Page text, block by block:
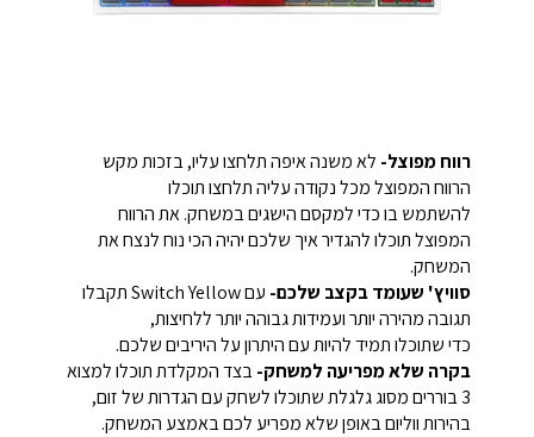
רווח מפוצל- לא משנה איפה תלחצו עליו, בזכות מקש
הרווח המפוצל מכל נקודה עליה תלחצו תוכלו
להשתמש בו כדי למקסם הישגים במשחק. את הרווח
המפוצל תוכלו להגדיר איך שלכם יהיה הכי נוח לנצח את
המשחק.
סוויץ' שעומד בקצב שלכם-
עם Switch Yellow תקבלו
תגובה מהירה יותר ועמידות גבוהה יותר ללחיצות,
כדי שתוכלו תמיד להיות עם היתרון על היריבים שלכם.
בקרה שלא מפריעה למשחק-בצד המקלדת תוכלו למצוא
3 בוררים מסוג גלגלת שתוכלו לשחק עם הגדרות של זום,
בהירות ווליום באופן שלא מפריע לכם באמצע המשחק.